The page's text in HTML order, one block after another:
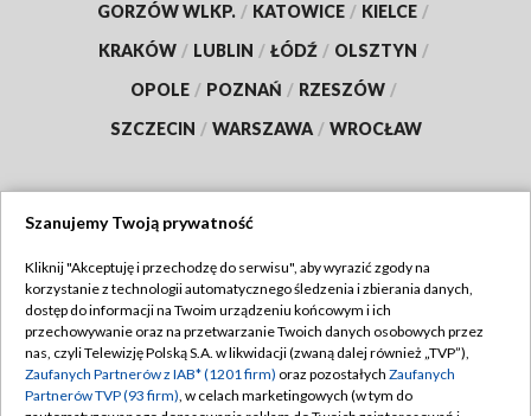
GORZÓW WLKP. / KATOWICE / KIELCE /
KRAKÓW / LUBLIN / ŁÓDŹ / OLSZTYN /
OPOLE / POZNAŃ / RZESZÓW /
SZCZECIN / WARSZAWA / WROCŁAW
TVP
Abonament TVP
Emisja w TVP
Centrum informacji TVP
Regulamin TVP
Polityka prywatności
Szanujemy Twoją prywatność
Kliknij "Akceptuję i przechodzę do serwisu", aby wyrazić zgody na
korzystanie z technologii automatycznego śledzenia i zbierania danych,
dostęp do informacji na Twoim urządzeniu końcowym i ich
przechowywanie oraz na przetwarzanie Twoich danych osobowych przez
nas, czyli Telewizję Polską S.A. w likwidacji (zwaną dalej również „TVP”),
Zaufanych Partnerów z IAB* (1201 firm) oraz pozostałych Zaufanych
Partnerów TVP (93 firm), w celach marketingowych (w tym do